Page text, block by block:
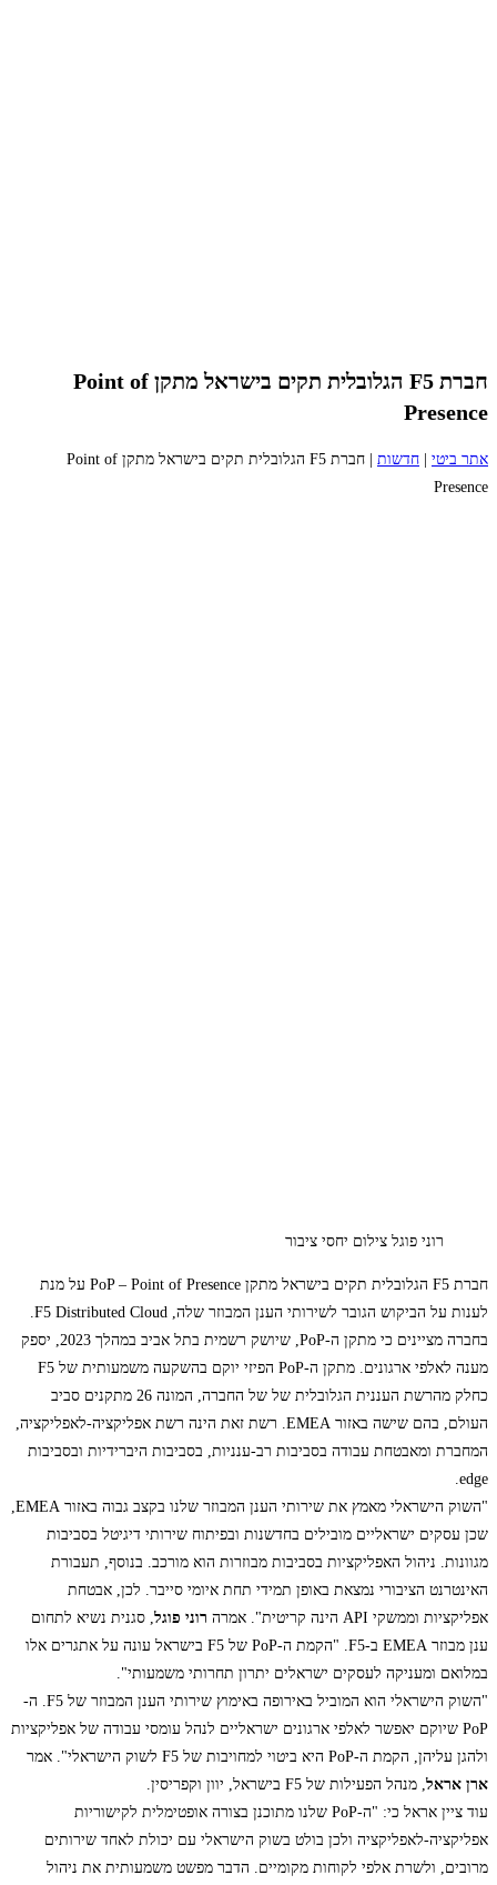
חברת F5 הגלובלית תקים בישראל מתקן Point of
Presence
אתר ביטי חדשות
חברת F5 הגלובלית תקים בישראל מתקן Point of
Presence
רוני פוגל צילום יחסי ציבור
חברת F5 הגלובלית תקים בישראל מתקן PoP – Point of Presence על מנת
לענות על הביקוש הגובר לשירותי הענן המבוזר שלה, F5 Distributed Cloud.
בחברה מציינים כי מתקן ה-PoP, שיושק רשמית בתל אביב במהלך 2023, יספק
מענה לאלפי ארגונים. מתקן ה-PoP הפיזי יוקם בהשקעה משמעותית של F5
כחלק מהרשת העננית הגלובלית של של החברה, המונה 26 מתקנים סביב
העולם, בהם שישה באזור EMEA. רשת זאת הינה רשת אפליקציה-לאפליקציה,
המחברת ומאבטחת עבודה בסביבות רב-ענניות, בסביבות היברידיות ובסביבות
edge.
"השוק הישראלי מאמץ את שירותי הענן המבוזר שלנו בקצב גבוה באזור EMEA,
שכן עסקים ישראליים מובילים בחדשנות ובפיתוח שירותי דיגיטל בסביבות
מגוונות. ניהול האפליקציות בסביבות מבוזרות הוא מורכב. בנוסף, תעבורת
האינטרנט הציבורי נמצאת באופן תמידי תחת איומי סייבר. לכן, אבטחת
אפליקציות וממשקי API הינה קריטית". אמרה
רוני פוגל, סגנית נשיא לתחום
ענן מבוזר EMEA ב-F5. "הקמת ה-PoP של F5 בישראל עונה על אתגרים אלו
במלואם ומעניקה לעסקים ישראלים יתרון תחרותי משמעותי".
"השוק הישראלי הוא המוביל באירופה באימוץ שירותי הענן המבוזר של F5. ה-
PoP שיוקם יאפשר לאלפי ארגונים ישראליים לנהל עומסי עבודה של אפליקציות
ולהגן עליהן, הקמת ה-PoP היא ביטוי למחויבות של F5 לשוק הישראלי". אמר
ארן אראל, מנהל הפעילות של F5 בישראל, יוון וקפריסין.
עוד ציין אראל כי: "ה-PoP שלנו מתוכנן בצורה אופטימלית לקישוריות
אפליקציה-לאפליקציה ולכן בולט בשוק הישראלי עם יכולת לאחד שירותים
מרובים, ולשרת אלפי לקוחות מקומיים. הדבר מפשט משמעותית את ניהול